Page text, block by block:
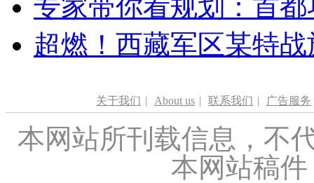
专家带你看规划：首
超燃！西藏军区某特
关于我们 | About us | 联系我们 | 广告服务
本网站所刊载信息，不
本网站稿